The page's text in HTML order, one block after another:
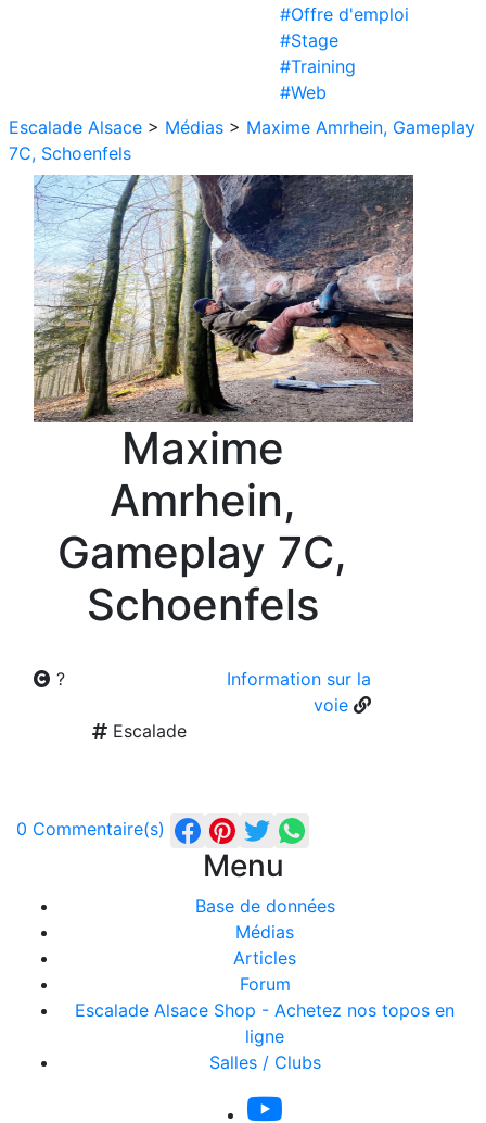
#Offre d'emploi
#Stage
#Training
#Web
Escalade Alsace > Médias > Maxime Amrhein, Gameplay
7C, Schoenfels
Maxime
Amrhein,
Gameplay 7C,
Schoenfels
?
Information sur la
voie
Escalade
0 Commentaire(s)
Menu
Base de données
Médias
Articles
Forum
Escalade Alsace Shop - Achetez nos topos en
ligne
Salles / Clubs